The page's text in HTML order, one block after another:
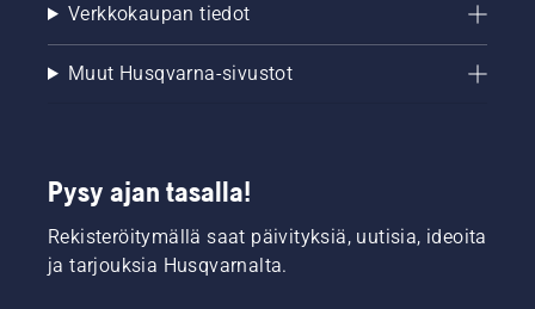
Verkkokaupan tiedot
Muut Husqvarna-sivustot
Pysy ajan tasalla!
Rekisteröitymällä saat päivityksiä, uutisia, ideoita
ja tarjouksia Husqvarnalta.